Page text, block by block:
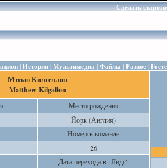
Сделать
| История| Мультимедиа | Файлы | Разное|
Мэтью Килгеллон
Matthew Kilgallon
Место рождения
Йорк (Англия)
Номер в команде
26
Дата перехода в "Лидс"